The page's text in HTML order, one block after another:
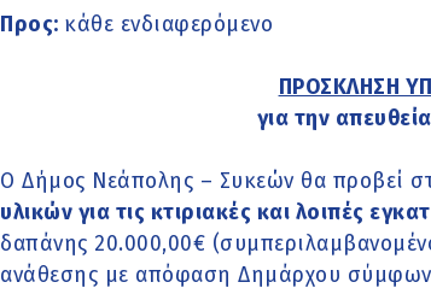
Προς: κάθε ενδιαφερόμενο
ΠΡΟΣΚΛΗΣΗ
για την
Ο Δήμος Νεάπολης – Συκεών θα προβεί
υλικών για τις κτιριακές και λοιπές
δαπάνης 20.000,00€
ανάθεσης με απόφαση Δημάρχου